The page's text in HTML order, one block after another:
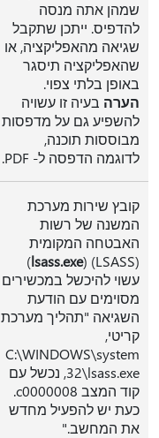
שמהן אתה מנסה
להדפיס. ייתכן שתקבל
שגיאה מהאפליקציה, או
שהאפליקציה תיסגר
באופן בלתי צפוי.
הערה בעיה זו עשויה
להשפיע גם על מדפסות
מבוססות תוכנה,
לדוגמה הדפסה ל- PDF.
קובץ שירות מערכת
המשנה של רשות
האבטחה המקומית
(LSASS) (
lsass.exe
)
עשוי להיכשל במכשירים
מסוימים עם הודעת
השגיאה "תהליך מערכת
קריטי,
C:\WINDOWS\system
32\lsass.exe, נכשל עם
קוד המצב c0000008.
כעת יש להפעיל מחדש
את המחשב."